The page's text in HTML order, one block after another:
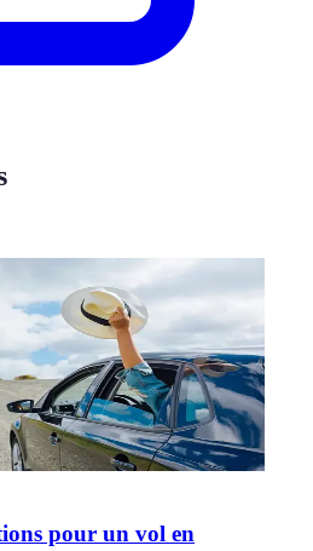
pour un vol en